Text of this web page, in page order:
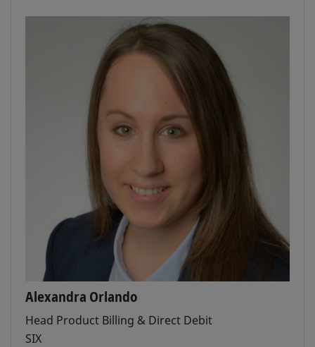
Alexandra Orlando
Head Product Billing & Direct Debit
SIX